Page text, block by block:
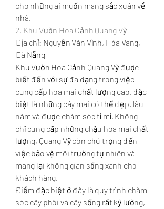
cho những ai muốn mang sắc xuân về
nhà.
2. Khu Vườn Hoa Cảnh Quang Vỹ
Địa chỉ: Nguyễn Văn Vĩnh, Hòa Vang,
Đà Nẵng
Khu Vườn Hoa Cảnh Quang Vỹ được
biết đến với sự đa dạng trong việc
cung cấp hoa mai chất lượng cao, đặc
biệt là những cây mai có thế đẹp, lâu
năm và được chăm sóc tỉ mỉ. Không
chỉ cung cấp những chậu hoa mai chất
lượng, Quang Vỹ còn chú trọng đến
việc bảo vệ môi trường tự nhiên và
mang lại không gian sống xanh cho
khách hàng.
Điểm đặc biệt ở đây là quy trình chăm
sóc cây phôi và cây sống rất kỹ lưỡng,